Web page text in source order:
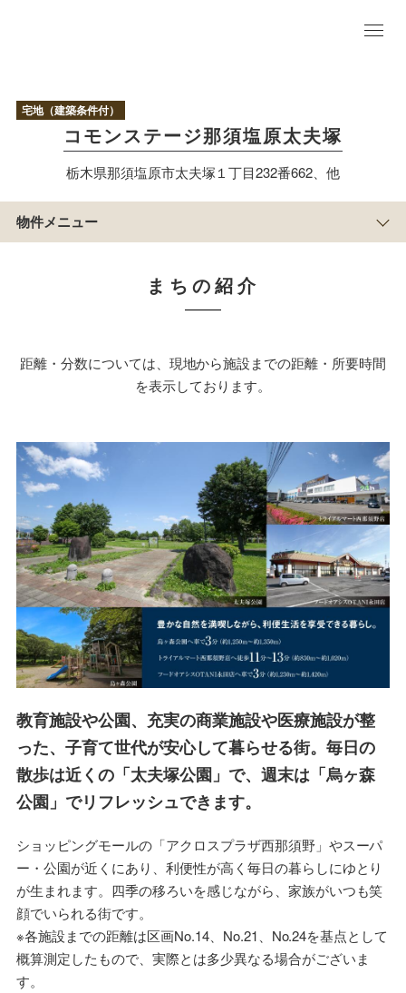
宅地（建築条件付）
コモンステージ那須塩原太夫塚
栃木県那須塩原市太夫塚１丁目232番662、他
物件メニュー
TO
の紹
介
現地写真＆積水ハウスのまち
概
要
まちの紹介
距離・分数については、現地から施設までの距離・所要時間
を表示しております。
教育施設や公園、充実の商業施設や医療施設が整
った、子育て世代が安心して暮らせる街。毎日の
散歩は近くの「太夫塚公園」で、週末は「烏ヶ森
公園」でリフレッシュできます。
ショッピングモールの「アクロスプラザ西那須野」やスーパ
ー・公園が近くにあり、利便性が高く毎日の暮らしにゆとり
が生まれます。四季の移ろいを感じながら、家族がいつも笑
顔でいられる街です。
※各施設までの距離は区画No.14、No.21、No.24を基点として
概算測定したもので、実際とは多少異なる場合がございま
す。